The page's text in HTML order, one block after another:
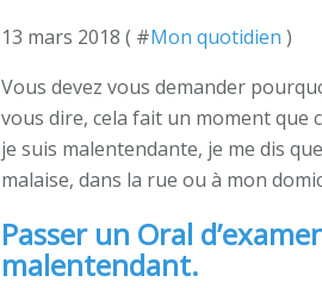
13 mars 2018 ( #Mon quotidien )
Vous devez vous demander
vous dire, cela fait un moment que
je suis malentendante, je me dis
malaise, dans la rue ou à mon
Passer un Oral
malentendant.